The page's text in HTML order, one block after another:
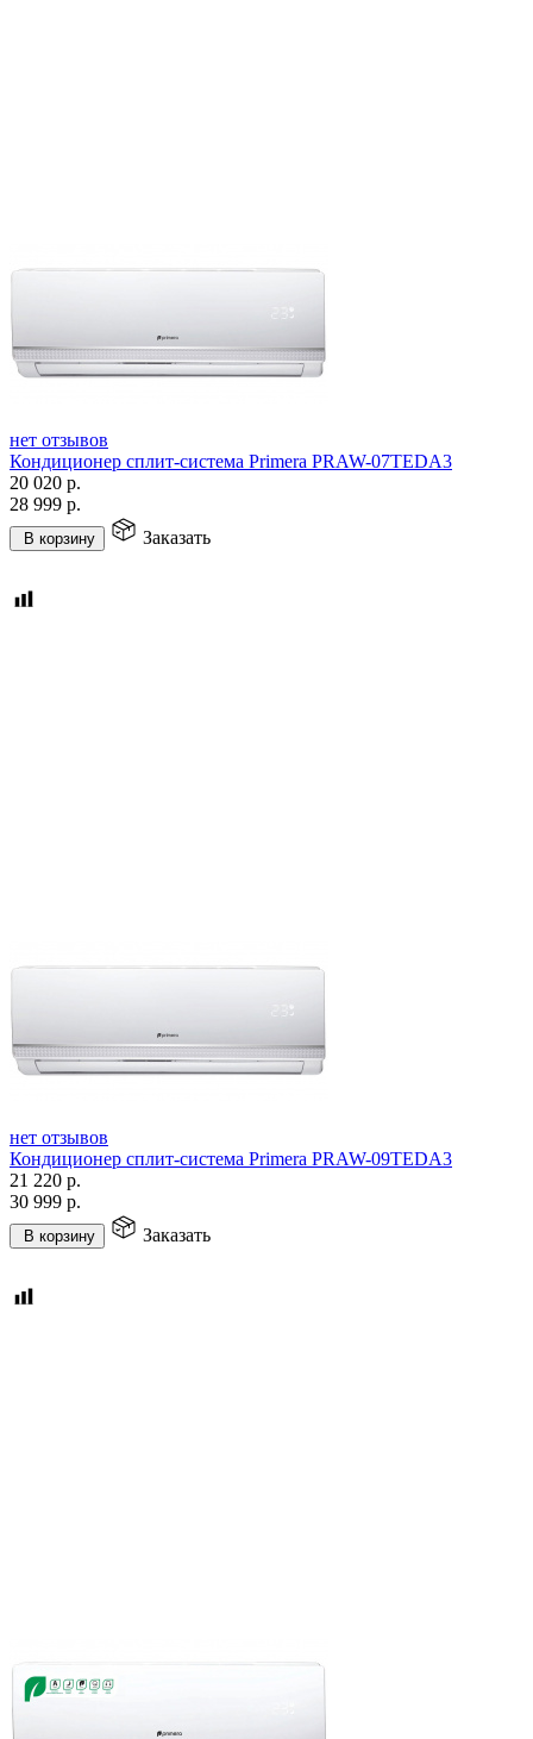
нет отзывов
Кондиционер сплит-система Primera PRAW-07TEDA3
20 020 р.
28 999 р.
В корзину Заказать
нет отзывов
Кондиционер сплит-система Primera PRAW-09TEDA3
21 220 р.
30 999 р.
В корзину Заказать